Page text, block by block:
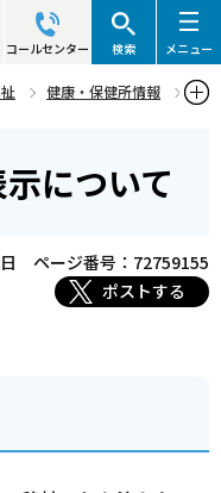
コールセンター 検索 メニュー
健康・保健所情報
について
ページ番号：72759155
ポストする